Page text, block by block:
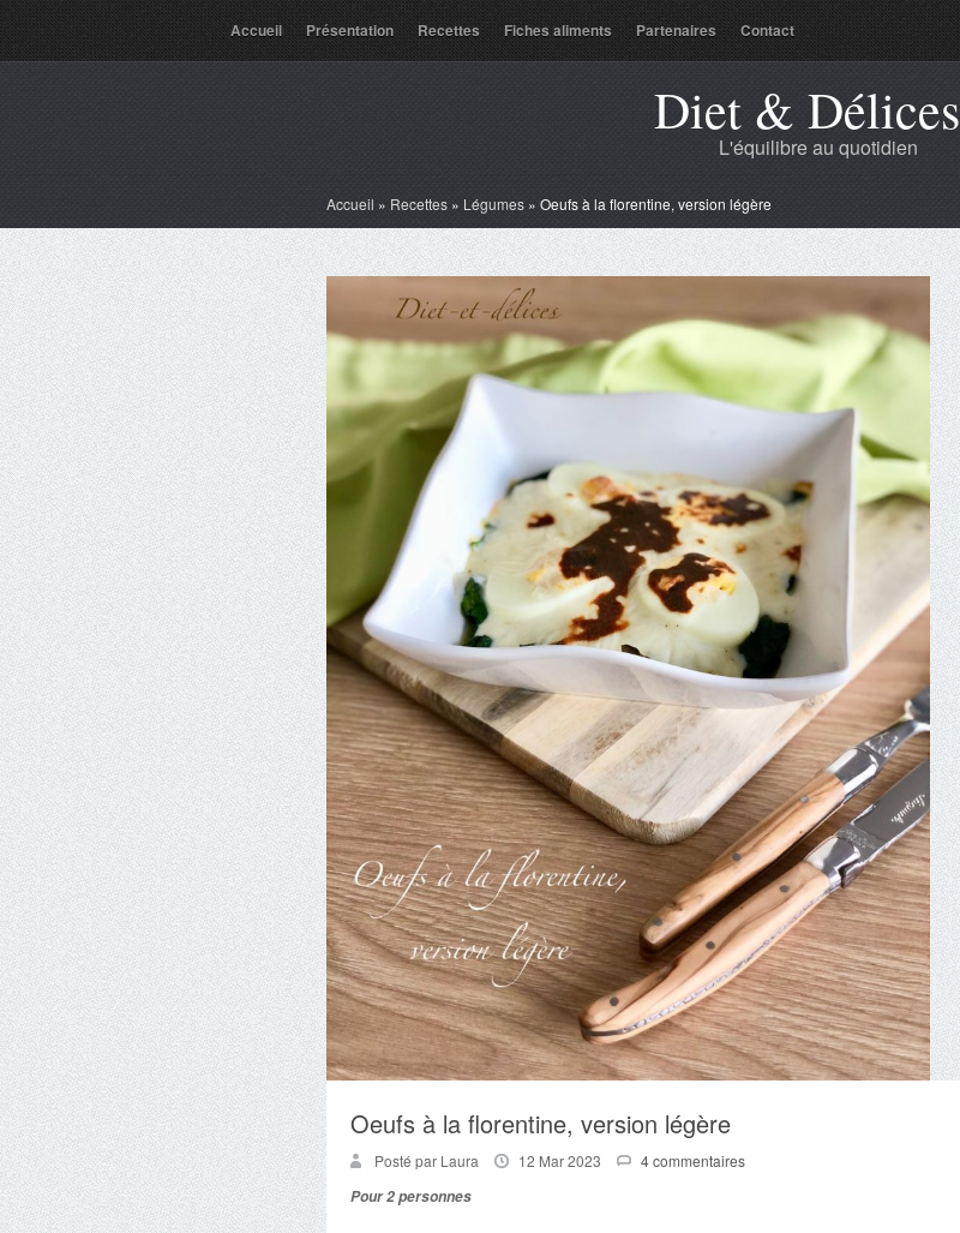
Accueil Présentation Recettes Fiches aliments Partenaires Contact
Diet & Délices
L'équilibre au quotidien
Accueil » Recettes » Légumes » Oeufs à la florentine, version légère
Oeufs à la florentine, version légère
Posté par Laura 12 Mar 2023
4 commentaires
Pour 2 personnes